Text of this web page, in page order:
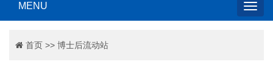
MENU
首页 >> 博士后流动站